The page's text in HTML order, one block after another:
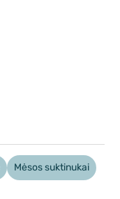
Mėsos suktinukai